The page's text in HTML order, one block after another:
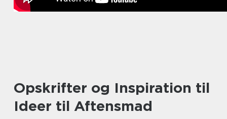
Opskrifter og Inspiration til
Ideer til Aftensmad